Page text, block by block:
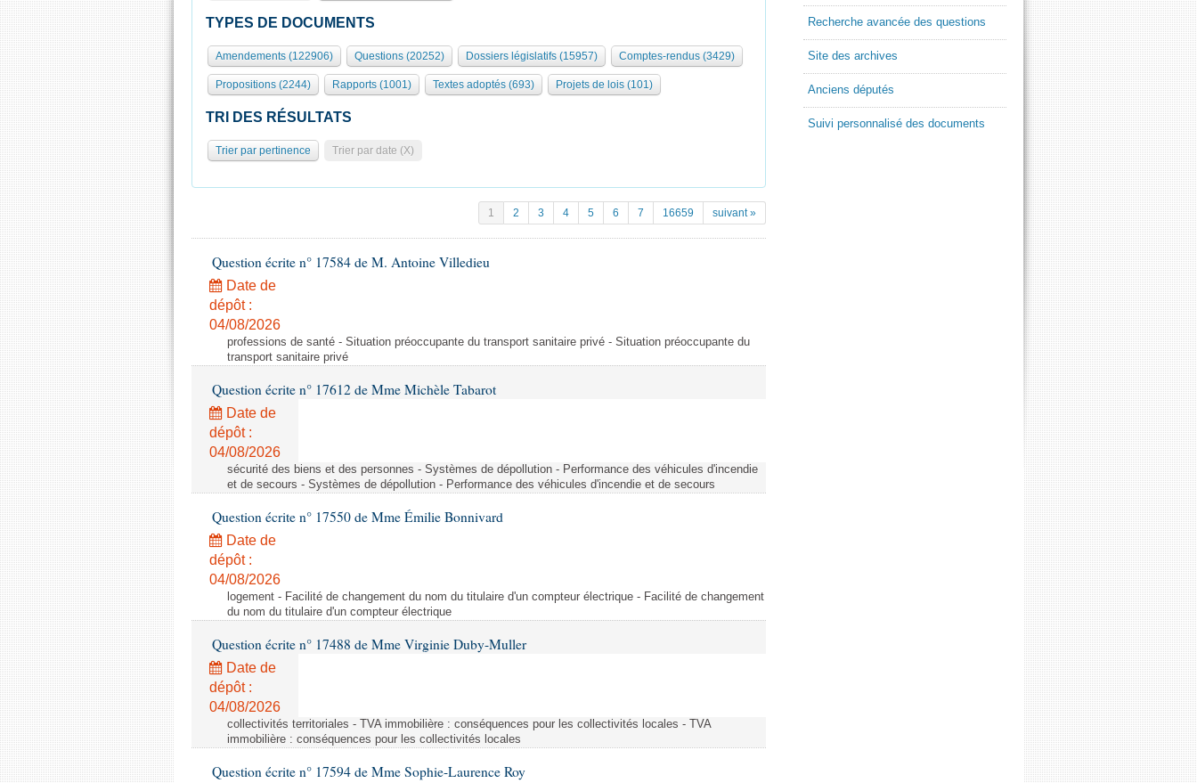
TYPES DE DOCUMENTS
Amendements (122906) Questions (20252) Dossiers législatifs (15957) Comptes-rendus (3429)
Propositions (2244) Rapports (1001) Textes adoptés (693) Projets de lois (101)
TRI DES RÉSULTATS
Trier par pertinence Trier par date (X)
1 2 3 4 5 6 7 16659 suivant »
Question écrite n° 17584 de M. Antoine Villedieu
Date de
dépôt :
04/08/2026
professions de santé - Situation préoccupante du transport sanitaire privé - Situation préoccupante du
transport sanitaire privé
Question écrite n° 17612 de Mme Michèle Tabarot
Date de
dépôt :
04/08/2026
sécurité des biens et des personnes - Systèmes de dépollution - Performance des véhicules d'incendie
et de secours - Systèmes de dépollution - Performance des véhicules d'incendie et de secours
Question écrite n° 17550 de Mme Émilie Bonnivard
Date de
dépôt :
04/08/2026
logement - Facilité de changement du nom du titulaire d'un compteur électrique - Facilité de changement
du nom du titulaire d'un compteur électrique
Question écrite n° 17488 de Mme Virginie Duby-Muller
Date de
dépôt :
04/08/2026
collectivités territoriales - TVA immobilière : conséquences pour les collectivités locales - TVA
immobilière : conséquences pour les collectivités locales
Question écrite n° 17594 de Mme Sophie-Laurence Roy
Recherche avancée des questions
Site des archives
Anciens députés
Suivi personnalisé des documents